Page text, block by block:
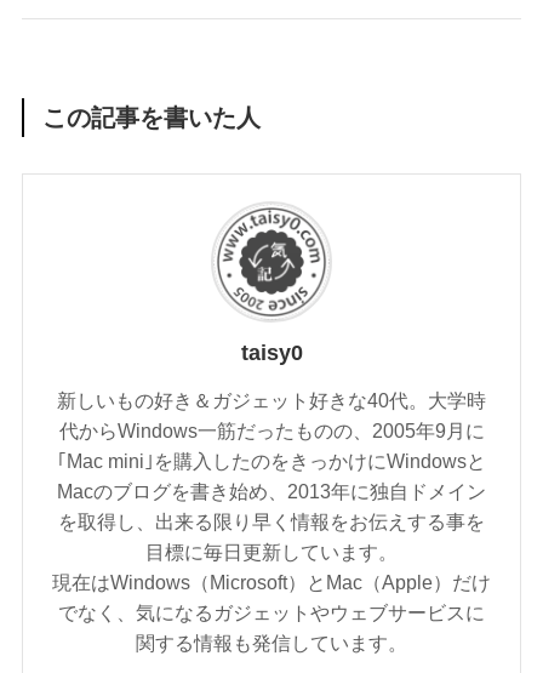
この記事を書いた人
taisy0
新しいもの好き＆ガジェット好きな40代。大学時
代からWindows一筋だったものの、2005年9月に
｢Mac mini｣を購入したのをきっかけにWindowsと
Macのブログを書き始め、2013年に独自ドメイン
を取得し、出来る限り早く情報をお伝えする事を
目標に毎日更新しています。
現在はWindows（Microsoft）とMac（Apple）だけ
でなく、気になるガジェットやウェブサービスに
関する情報も発信しています。